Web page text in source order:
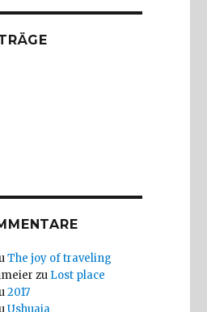
The joy of traveling
zu Lost place
2017